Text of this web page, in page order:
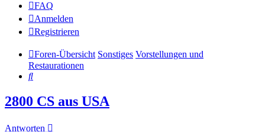
FAQ
Anmelden
Registrieren
Foren-Übersicht Sonstiges Vorstellungen und
Restaurationen
Suche
2800 CS aus USA
Antworten